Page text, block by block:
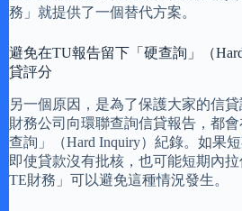
務」就提供了一個替代方案。
避免在TU報告留下「硬查詢」（
貸評分
另一個原因，是為了保護大家的信
財務公司向環聯查詢信貸報告，都
查詢」（Hard Inquiry）紀錄。如果
即使貸款沒有批核，也可能短期內
TE財務」可以避免這種情況發生。